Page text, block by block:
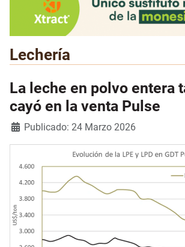
Lechería
La leche en polvo entera
cayó en la venta Pulse
Detalles
Publicado: 24 Marzo 2026